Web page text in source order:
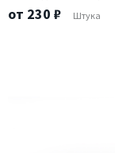
от 230 ₽ Штука